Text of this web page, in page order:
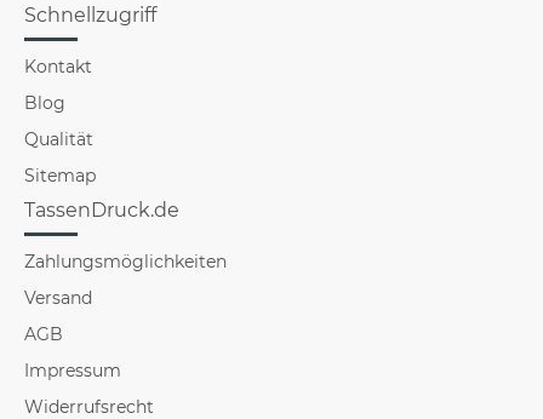
Schnellzugriff
Kontakt
Blog
Qualität
Sitemap
TassenDruck.de
Zahlungsmöglichkeiten
Versand
AGB
Impressum
Widerrufsrecht